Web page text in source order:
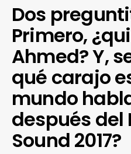
Dos
Primero,
Ahmed? Y,
qué carajo
mundo
después del
Sound 2017?